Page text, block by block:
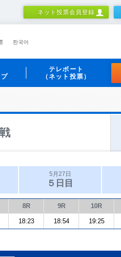
ネット投票会員登録
한국어
テレボート
（ネット投票）
5月27日
５日目
8R 9R 10R
18:23 18:54 19:25